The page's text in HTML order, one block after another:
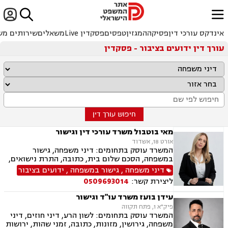

ﱐ
אינדקס עורכי דיןפסיקההמגזיןטפסיםפסקדין Live משאליםשירותים
עורך דין ידועים בציבור - פסקדין
חיפוש עורך דין
מאי בוטבול משרד עורכי דין וגישור
אורט 18, אשדוד
המשרד עוסק בתחומים: דיני משפחה, גישור
במשפחה, הסכם שלום בית, כתובה, התרת נישואים,
ידועים בציבור, אפוטרופסות, הסכמי ממון, מזונות,
גירושין, הורות חד מינית, נישואים אזרחיים, חלוקת
רכוש, תיאום הורי, זמני שהות (החזקת ילדים), ניכור
הורי, ייפוי כוח מתמשך, ירושות וצוואות
דיני משפחה ,גישור במשפחה , ידועים בציבור
ליצירת קשר: 0509693014
עידן בועז משרד עו"ד וגישור
פיק"א 1, פתח תקווה
המשרד עוסק בתחומים: לשון הרע, דיני חוזים, דיני
משפחה, גירושין, מזונות, כתובה, זמני שהות, ירושות